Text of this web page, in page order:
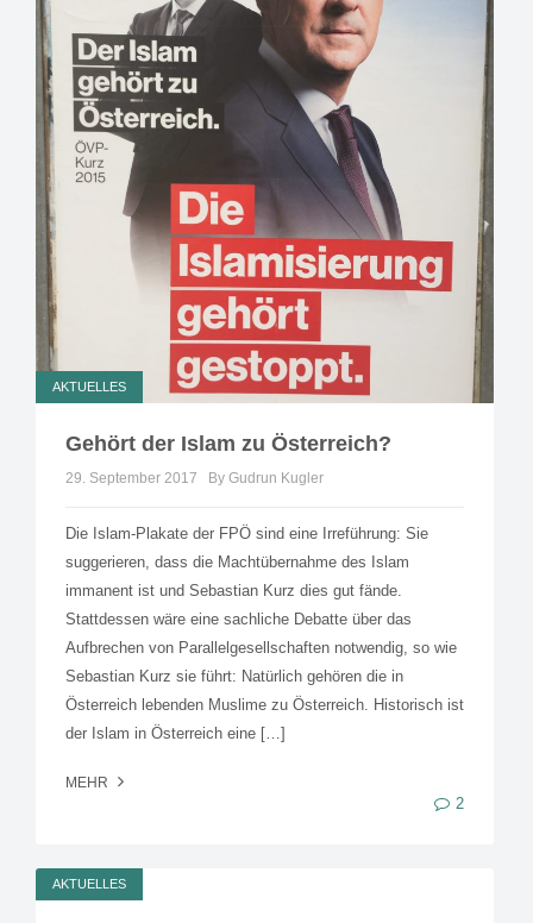
AKTUELLES
Gehört der Islam zu Österreich?
29. September 2017 By Gudrun Kugler
Die Islam-Plakate der FPÖ sind eine Irreführung: Sie
suggerieren, dass die Machtübernahme des Islam
immanent ist und Sebastian Kurz dies gut fände.
Stattdessen wäre eine sachliche Debatte über das
Aufbrechen von Parallelgesellschaften notwendig, so wie
Sebastian Kurz sie führt: Natürlich gehören die in
Österreich lebenden Muslime zu Österreich. Historisch ist
der Islam in Österreich eine […]
MEHR
2
AKTUELLES